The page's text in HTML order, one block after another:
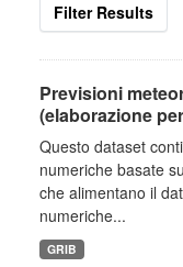
Filter Results
Previsioni
(elaborazione
Questo dataset
numeriche basate
che alimentano il
numeriche...
GRIB